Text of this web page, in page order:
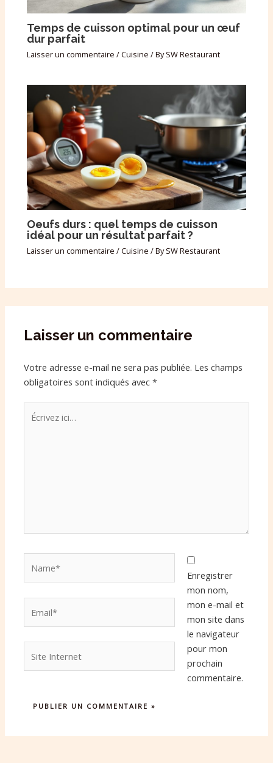
Temps de cuisson optimal pour un œuf
dur parfait
Laisser un commentaire /Cuisine / BySW Restaurant
Oeufs durs : quel temps de cuisson
idéal pour un résultat parfait ?
Laisser un commentaire /Cuisine / BySW Restaurant
Laisser un commentaire
Votre adresse e-mail ne sera pas publiée. Les champs
obligatoires sont indiqués avec*
ici…
Internet
Enregistrer
mon nom,
mon e-mail et
mon site dans
le navigateur
pour mon
prochain
commentaire.